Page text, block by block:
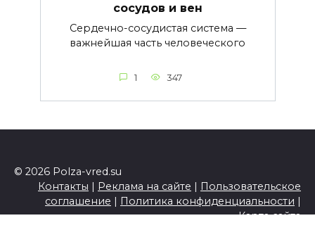
сосудов и вен
Сердечно-сосудистая система —
важнейшая часть человеческого
1 347
© 2026 Polza-vred.su
Контакты
Реклама на сайте
Пользовательское
соглашение
Политика конфиденциальности
Карта сайта